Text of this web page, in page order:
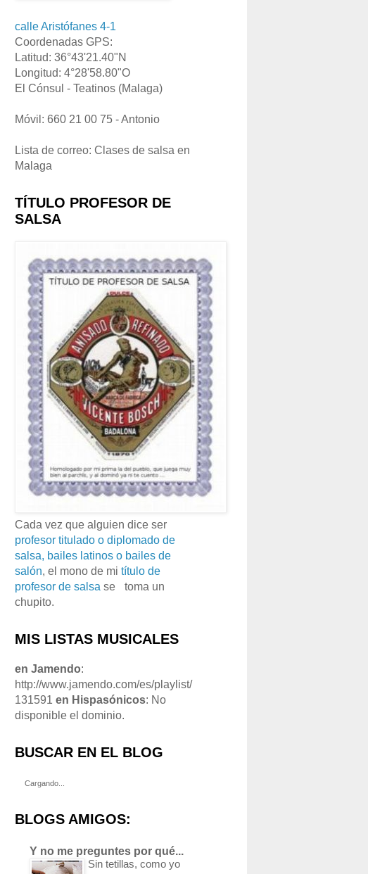
calle Aristófanes 4-1
Coordenadas GPS:
Latitud: 36°43'21.40"N
Longitud: 4°28'58.80"O
El Cónsul - Teatinos (Malaga)
Móvil: 660 21 00 75 - Antonio
Lista de correo: Clases de salsa en
Malaga
TÍTULO PROFESOR DE
SALSA
Cada vez que alguien dice ser
profesor titulado o diplomado de
salsa, bailes latinos o bailes de
salón, el mono de mi título de
profesor de salsa se
toma un
chupito.
MIS LISTAS MUSICALES
en Jamendo:
http://www.jamendo.com/es/playlist/
131591 en Hispasónicos: No
disponible el dominio.
BUSCAR EN EL BLOG
Cargando...
BLOGS AMIGOS:
Y no me preguntes por qué...
Sin tetillas, como yo